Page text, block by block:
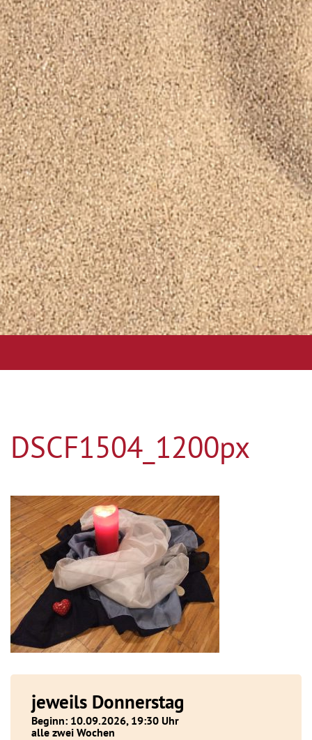
DSCF1504_1200px
jeweils Donnerstag
Beginn: 10.09.2026, 19:30 Uhr
alle zwei Wochen